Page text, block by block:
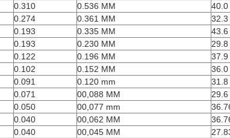
0.310 0.536 MM
40.0
0.274 0.361 MM
32.3
0.193 0.335 MM
43.6
0.193 0.230 MM
29.8
0.122 0.196 MM
37.9
0.102 0.152 MM
36.0
0.091 0.120 mm
31.8
0.071 00,088 MM
29.6
0.050 00,077 mm
0.040 00,062 MM
0.040 00,045 MM